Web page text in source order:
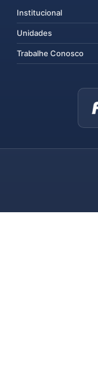
Institucional
Unidades
Trabalhe Conosco